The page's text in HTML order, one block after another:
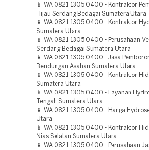
📱 WA 0821 1305 0400 - Kontraktor
Hijau Serdang Bedagai Sumatera Utara
📱 WA 0821 1305 0400 - Kontraktor
Sumatera Utara
📱 WA 0821 1305 0400 - Perusahaan
Serdang Bedagai Sumatera Utara
📱 WA 0821 1305 0400 - Jasa
Bendungan Asahan Sumatera Utara
📱 WA 0821 1305 0400 - Kontraktor
Sumatera Utara
📱 WA 0821 1305 0400 - Layanan
Tengah Sumatera Utara
📱 WA 0821 1305 0400 - Harga
Utara
📱 WA 0821 1305 0400 - Kontraktor
Nias Selatan Sumatera Utara
📱 WA 0821 1305 0400 - Perusahaan